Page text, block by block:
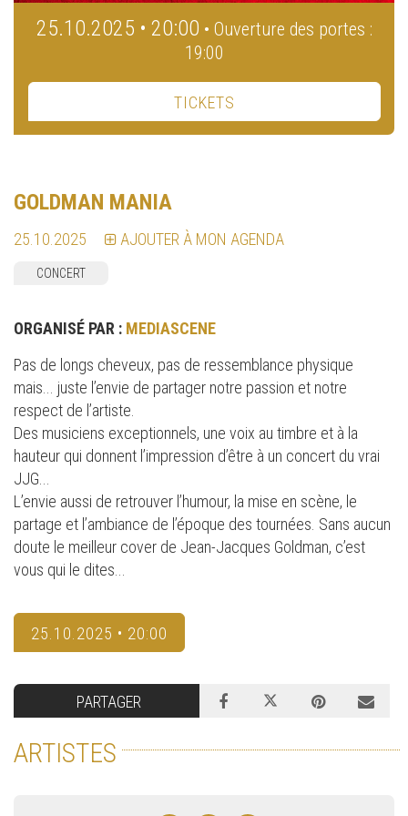
25.10.2025 • 20:00 • Ouverture des portes :
19:00
TICKETS
GOLDMAN MANIA
25.10.2025 AJOUTER À MON AGENDA
CONCERT
ORGANISÉ PAR : MEDIASCENE
Pas de longs cheveux, pas de ressemblance physique
mais... juste l’envie de partager notre passion et notre
respect de l’artiste.
Des musiciens exceptionnels, une voix au timbre et à la
hauteur qui donnent l’impression d’être à un concert du vrai
JJG...
L’envie aussi de retrouver l’humour, la mise en scène, le
partage et l’ambiance de l’époque des tournées. Sans aucun
doute le meilleur cover de Jean-Jacques Goldman, c’est
vous qui le dites...
25.10.2025 • 20:00
PARTAGER
ARTISTES